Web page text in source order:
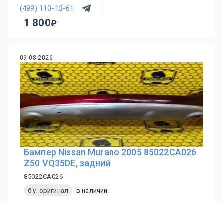
(499) 110-13-61
1 800
09.08.2026
Бампер Nissan Murano 2005 85022CA026
Z50 VQ35DE, задний
85022CA026
б.у. оригинал
в наличии